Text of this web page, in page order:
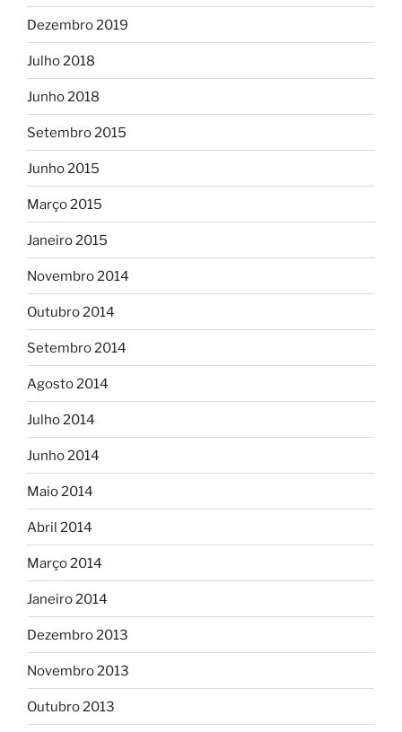
Dezembro 2019
Julho 2018
Junho 2018
Setembro 2015
Junho 2015
Março 2015
Janeiro 2015
Novembro 2014
Outubro 2014
Setembro 2014
Agosto 2014
Julho 2014
Junho 2014
Maio 2014
Abril 2014
Março 2014
Janeiro 2014
Dezembro 2013
Novembro 2013
Outubro 2013